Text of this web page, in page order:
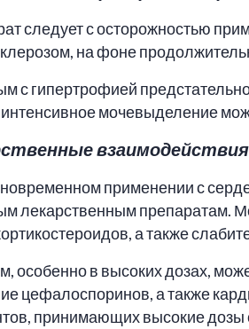
следует с осторожностью
на фоне
с гипертрофией
интенсивное мочевыделение
взаимодействия
применении с
лекарственным препаратам.
а также
особенно в высоких дозах,
цефалоспоринов, а также
принимающих высокие дозы